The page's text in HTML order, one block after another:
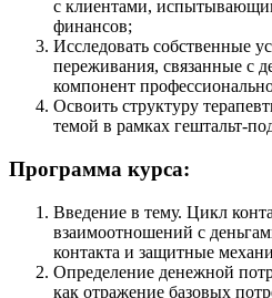
с клиентами,
финансов;
Исследовать собственные
переживания, связанные с
компонент
Освоить структуру
темой в рамках гештальт-
Программа курса:
Введение в тему. Цикл
взаимоотношений с
контакта и защитные
Определение денежной
как отражение базовых